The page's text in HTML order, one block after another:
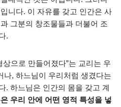
니다. 이 자유를 갖고 인간은 사
그분의 창조물들과 더불어 조
.
으로 만들어졌다”는 교리는 우
나, 하느님이 우리처럼 생겼다는
. 하느님은 인간의 몸을 갖고 계
우리 안에 어떤 영적 특성을 넣